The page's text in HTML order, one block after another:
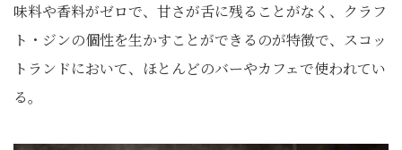
味料や香料がゼロで、甘さが舌に残ることがなく、クラフ
ト・ジンの個性を生かすことができるのが特徴で、スコッ
トランドにおいて、ほとんどのバーやカフェで使われてい
る。